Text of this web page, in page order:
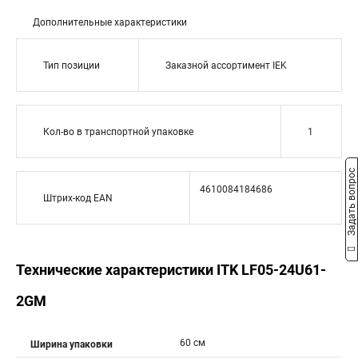
Дополнительные характеристики
Тип позиции Заказной ассортимент IEK
Кол-во в транспортной упаковке 1
Штрих-код EAN
4610084184686
Технические характеристики ITK LF05-24U61-
2GM
Ширина упаковки 60 см
Задать вопрос